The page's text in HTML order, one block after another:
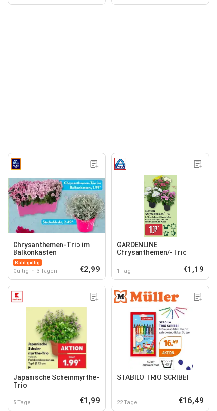
Chrysanthemen-Trio im
Balkonkasten
Bald gültig
Gültig in 3 Tagen €2,99
GARDENLINE
Chrysanthemen/-Trio
1 Tag €1,19
Japanische Scheinmyrthe-
Trio
5 Tage €1,99
STABILO TRIO SCRIBBI
22 Tage €16,49